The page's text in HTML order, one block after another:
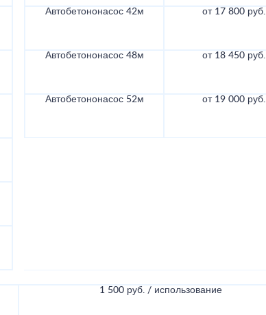
Автобетононасос 42м от 17 800 руб.
Автобетононасос 48м от 18 450 руб.
Автобетононасос 52м от 19 000 руб.
1 500 руб. / использование